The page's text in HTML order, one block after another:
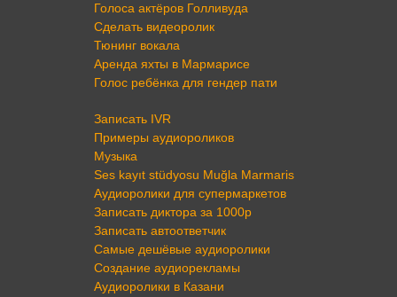
Голоса актёров Голливуда
Сделать видеоролик
Тюнинг вокала
Аренда яхты в Мармарисе
Голос ребёнка для гендер пати
Записать IVR
Примеры аудиороликов
Музыка
Ses kayıt stüdyosu Muğla Marmaris
Аудиоролики для супермаркетов
Записать диктора за 1000р
Записать автоответчик
Самые дешёвые аудиоролики
Создание аудиорекламы
Аудиоролики в Казани